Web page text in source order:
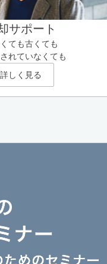
サポート
ても古くても
れていなくても
詳しく見る